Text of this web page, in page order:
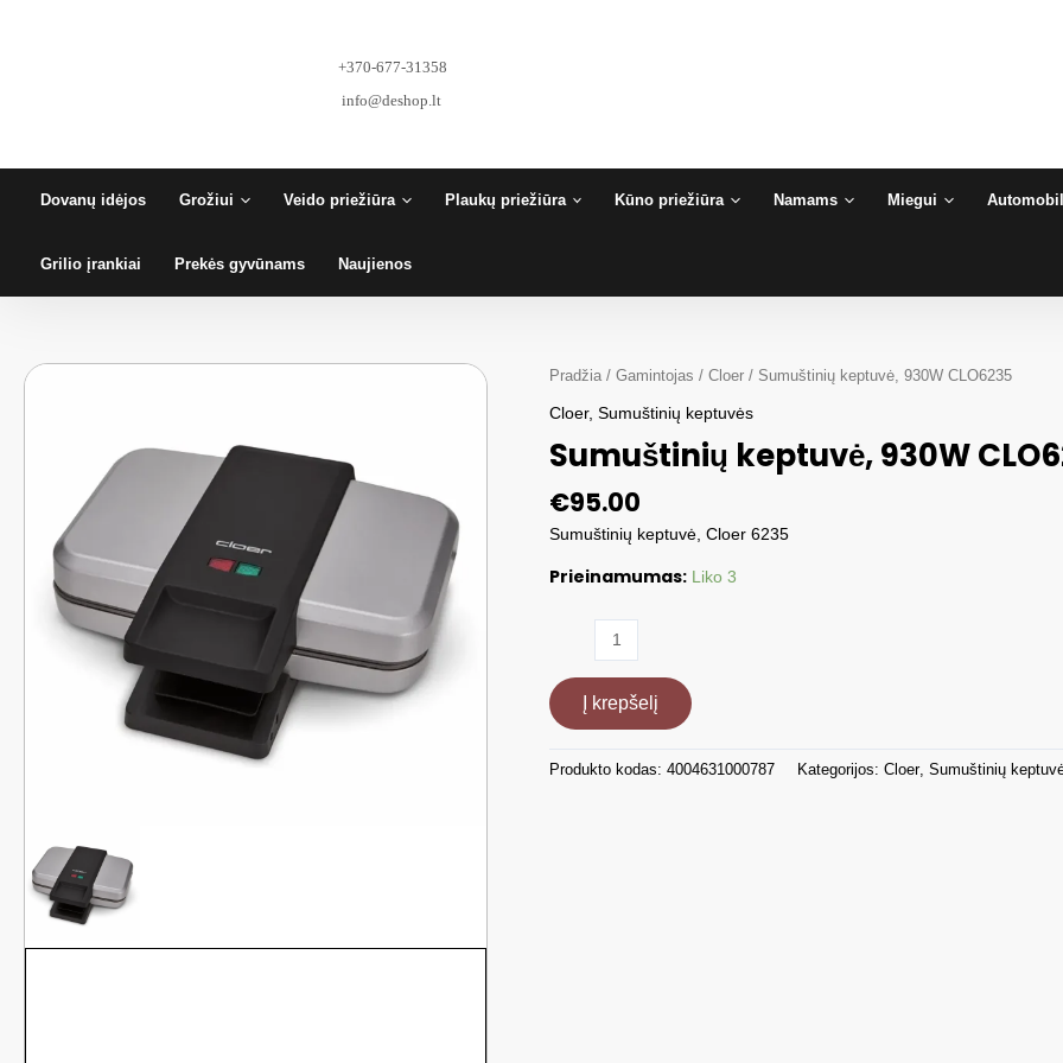
+370-677-31358
info@deshop.lt
Dovanų idėjos Grožiui Veido priežiūra Plaukų priežiūra Kūno priežiūra Namams Miegui
Grilio įrankiai Prekės gyvūnams Naujienos
Pradžia /Gamintojas /Cloer / Sumuštinių keptuvė, 930W CLO6235
Cloer,Sumuštinių keptuvės
Sumuštinių keptuvė, 930W
€95.00
Sumuštinių keptuvė, Cloer 6235
Prieinamumas: Liko 3
produkto
Sumuštinių
keptuvė,
930W
CLO6235
Į krepšelį
Produkto kodas:4004631000787 Kategorijos:Cloer,Sumuštinių